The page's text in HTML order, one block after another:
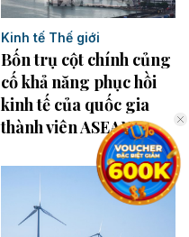
Kinh tế Thế giới
Bốn trụ cột chính củng
cố khả năng phục hồi
kinh tế của quốc gia
thành viên ASEAN